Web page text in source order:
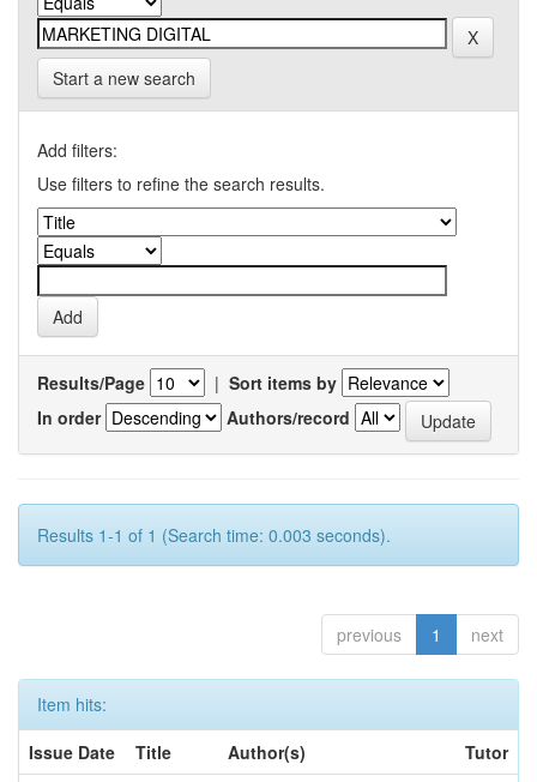
Start a new search
Add filters:
Use filters to refine the search results.
Results/Page | Sort items by
In order
Authors/record
Results 1-1 of 1 (Search time: 0.003 seconds).
previous 1 next
Item hits:
Issue Date
Title Author(s)
Tutor